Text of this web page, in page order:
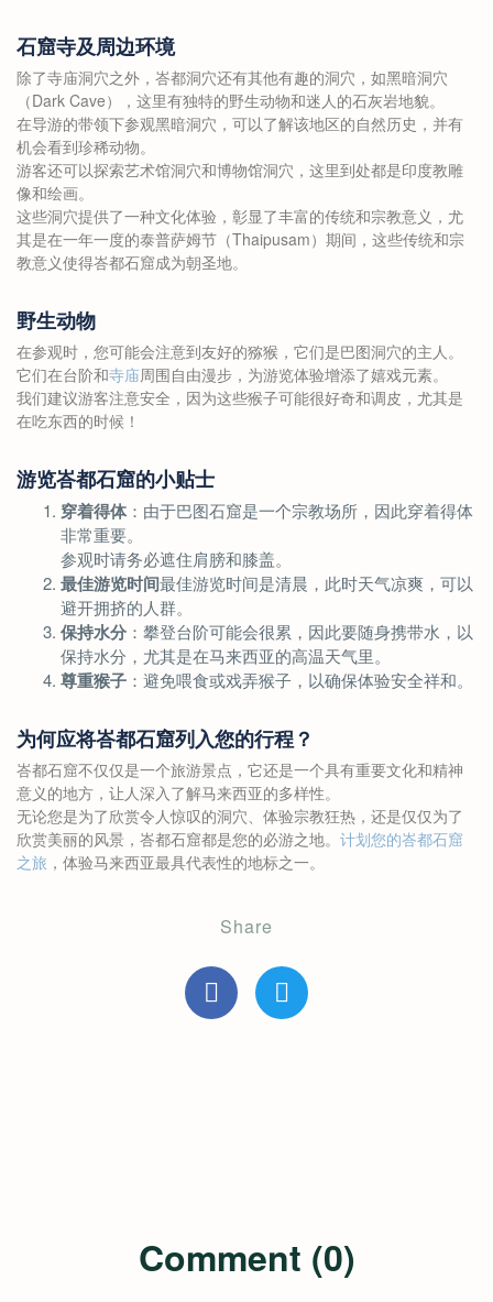
石窟寺及周边环境
除了寺庙洞穴之外，峇都洞穴还有其他有趣的洞穴，如黑暗洞穴
（Dark Cave），这里有独特的野生动物和迷人的石灰岩地貌。
在导游的带领下参观黑暗洞穴，可以了解该地区的自然历史，并有
机会看到珍稀动物。
游客还可以探索艺术馆洞穴和博物馆洞穴，这里到处都是印度教雕
像和绘画。
这些洞穴提供了一种文化体验，彰显了丰富的传统和宗教意义，尤
其是在一年一度的泰普萨姆节（Thaipusam）期间，这些传统和宗
教意义使得峇都石窟成为朝圣地。
野生动物
在参观时，您可能会注意到友好的猕猴，它们是巴图洞穴的主人。
它们在台阶和寺庙周围自由漫步，为游览体验增添了嬉戏元素。
我们建议游客注意安全，因为这些猴子可能很好奇和调皮，尤其是
在吃东西的时候！
游览峇都石窟的小贴士
穿着得体：由于巴图石窟是一个宗教场所，因此穿着得体
非常重要。
参观时请务必遮住肩膀和膝盖。
最佳游览时间最佳游览时间是清晨，此时天气凉爽，可以
避开拥挤的人群。
保持水分 ：攀登台阶可能会很累，因此要随身携带水，以
保持水分，尤其是在马来西亚的高温天气里。
尊重猴子 ：避免喂食或戏弄猴子，以确保体验安全祥和。
为何应将峇都石窟列入您的行程？
峇都石窟不仅仅是一个旅游景点，它还是一个具有重要文化和精神
意义的地方，让人深入了解马来西亚的多样性。
无论您是为了欣赏令人惊叹的洞穴、体验宗教狂热，还是仅仅为了
欣赏美丽的风景，峇都石窟都是您的必游之地。 计划您的峇都石窟
之旅 ，体验马来西亚最具代表性的地标之一。
Share
Comment (0)